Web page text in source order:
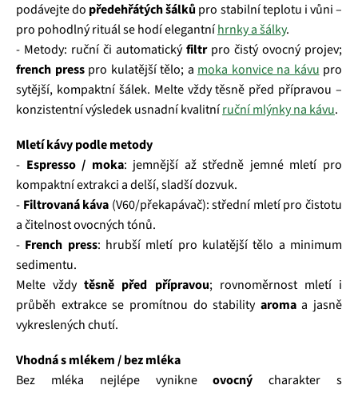
podávejte do předehřátých šálků pro stabilní teplotu i vůni –
pro pohodlný rituál se hodí elegantníhrnky a šálky.
- Metody: ruční či automatickýfiltrpro čistý ovocný projev;
french presspro kulatější tělo; a moka konvice na kávu pro
sytější, kompaktní šálek. Melte vždy těsně před přípravou –
konzistentní výsledek usnadní kvalitníruční mlýnky na kávu.
Mletí kávy podle metody
- Espresso / moka: jemnější až středně jemné mletí pro
kompaktní extrakci a delší, sladší dozvuk.
- Filtrovaná káva (V60/překapávač): střední mletí pro čistotu
a čitelnost ovocných tónů.
- French press: hrubší mletí pro kulatější tělo a minimum
sedimentu.
Melte vždytěsně před přípravou; rovnoměrnost mletí i
průběh extrakce se promítnou do stability aromaa jasně
vykreslených chutí.
Vhodná s mlékem / bez mléka
Bez mléka nejlépe vynikneovocný charakter s